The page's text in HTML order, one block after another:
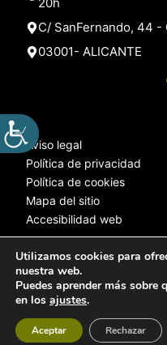
20h
C/ SanFernando, 44 -
03001- ALICANTE
Aviso legal
Política de privacidad
Política de cookies
Mapa del sitio
Accesibilidad web
© 2025 Web desarrollada por
Utilizamos cookies para
nuestra web.
Puedes aprender más
en los ajustes.
Aceptar Rechazar